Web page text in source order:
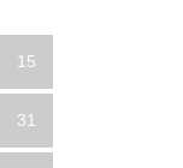
15
31